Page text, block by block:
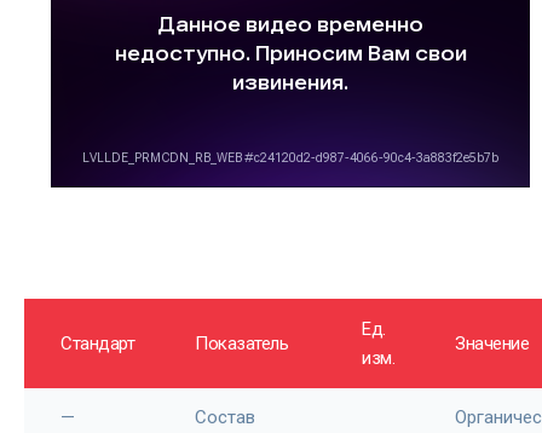
Стандарт Показатель
Ед.
изм.
Значение
— Состав